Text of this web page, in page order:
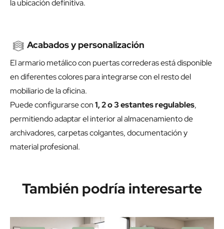
la ubicación definitiva.
Acabados y personalización
El armario metálico con puertas correderas está disponible
en diferentes colores para integrarse con el resto del
mobiliario de la oficina.
Puede configurarse con1, 2 o 3 estantes regulables,
permitiendo adaptar el interior al almacenamiento de
archivadores, carpetas colgantes, documentación y
material profesional.
También podría interesarte